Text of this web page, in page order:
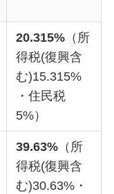
20.315% （所
得税(復興含
む)15.315%
・住民税
5%）
39.63% （所
得税(復興含
む)30.63%・